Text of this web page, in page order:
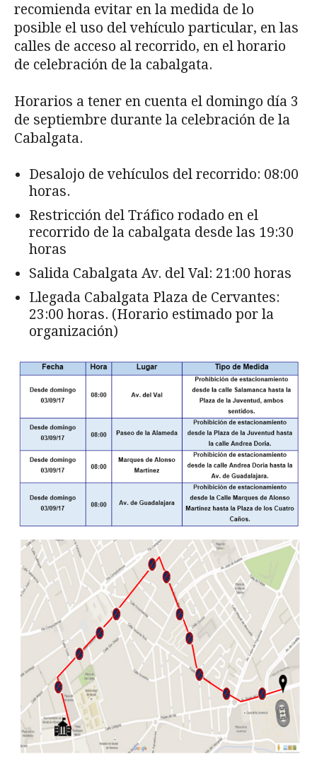
recomienda evitar en la medida de lo
posible el uso del vehículo particular, en las
calles de acceso al recorrido, en el horario
de celebración de la cabalgata.
Horarios a tener en cuenta el domingo día 3
de septiembre durante la celebración de la
Cabalgata.
Desalojo de vehículos del recorrido: 08:00
horas.
Restricción del Tráfico rodado en el
recorrido de la cabalgata desde las 19:30
horas
Salida Cabalgata Av. del Val: 21:00 horas
Llegada Cabalgata Plaza de Cervantes:
23:00 horas. (Horario estimado por la
organización)